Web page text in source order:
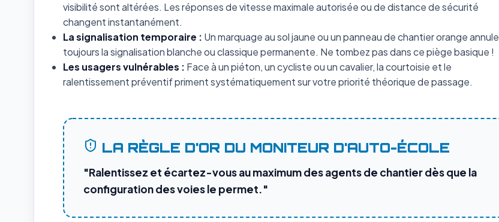
visibilité sont altérées. Les réponses de vitesse maximale autorisée ou de distance de sécurité
changent instantanément.
La signalisation temporaire : Un marquage au sol jaune ou un panneau de chantier orange annule
toujours la signalisation blanche ou classique permanente. Ne tombez pas dans ce piège basique !
Les usagers vulnérables : Face à un piéton, un cycliste ou un cavalier, la courtoisie et le
ralentissement préventif priment systématiquement sur votre priorité théorique de passage.
LA RÈGLE D'OR DU MONITEUR D'AUTO-ÉCOLE
"Ralentissez et écartez-vous au maximum des agents de chantier dès que la
configuration des voies le permet."